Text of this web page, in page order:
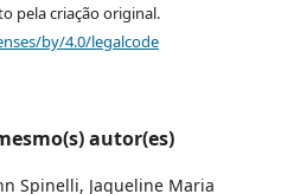
pela criação original.
by/4.0/legalcode
autor(es)
Spinelli, Jaqueline Maria